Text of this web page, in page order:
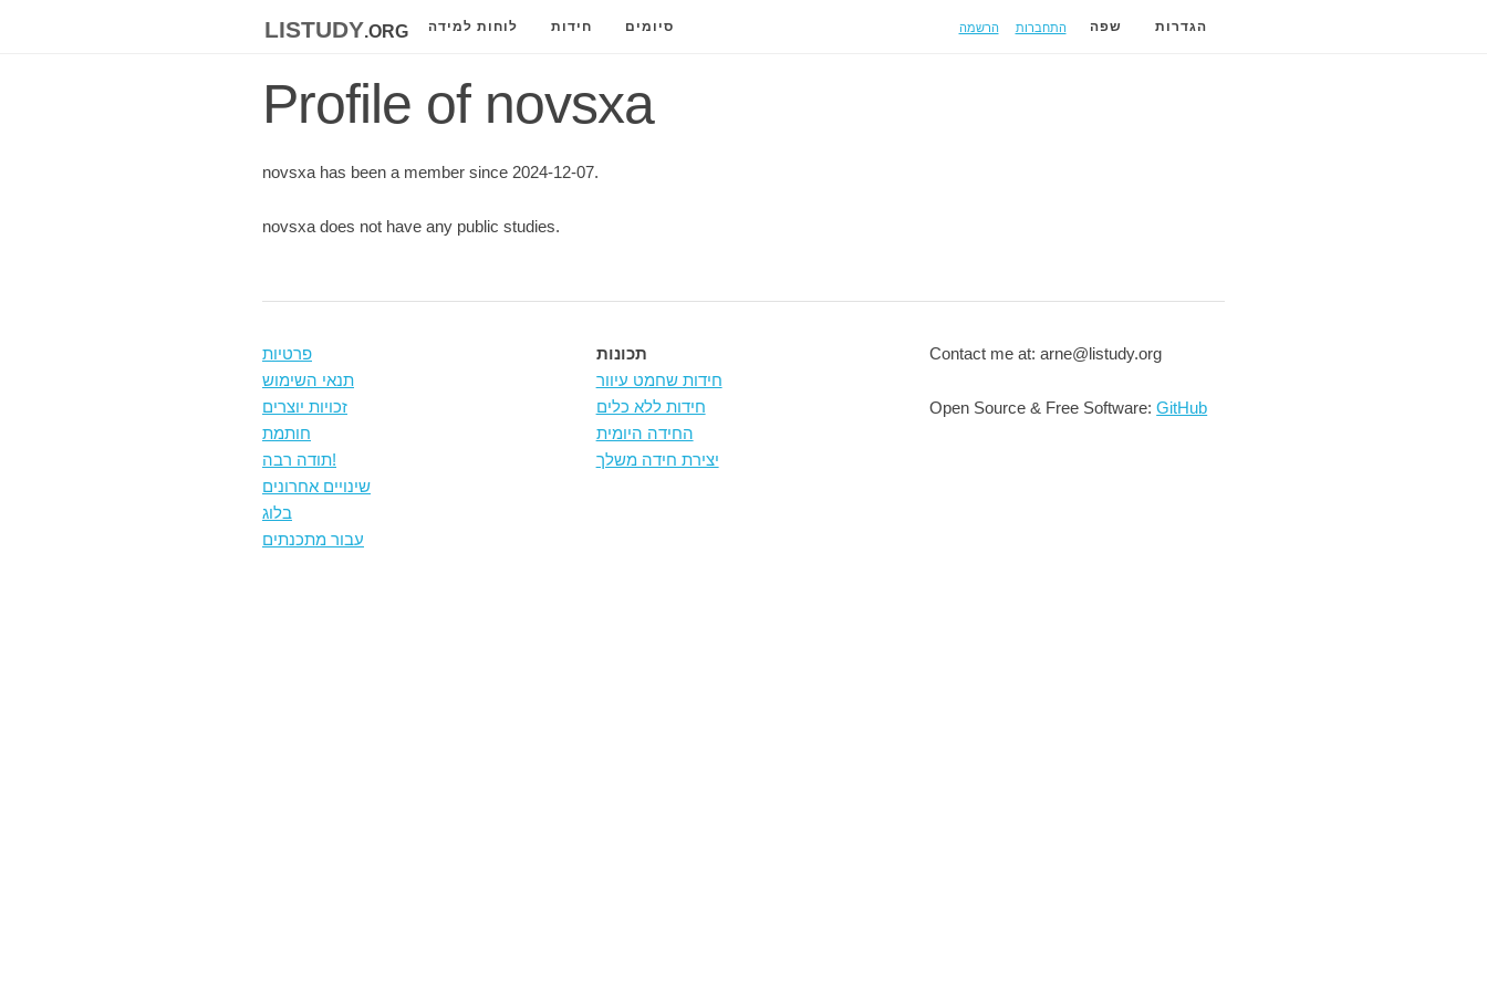
listudy.org לוחות למידה חידות סיומים הרשמה התחברות שפה הגדרות
Profile of novsxa
novsxa has been a member since 2024-12-07.
novsxa does not have any public studies.
פרטיות
תנאי השימוש
זכויות יוצרים
חותמת
תודה רבה!
שינויים אחרונים
בלוג
עבור מתכנתים
תכונות
חידות שחמט עיוור
חידות ללא כלים
החידה היומית
יצירת חידה משלך
Contact me at: arne@listudy.org
Open Source & Free Software:GitHub